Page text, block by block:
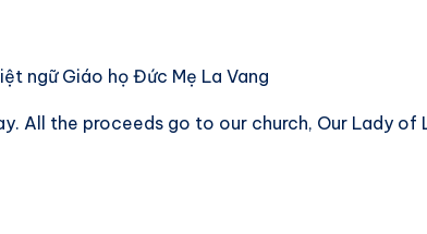
ngữ Giáo họ Đức Mẹ La Vang
All the proceeds go to our church, Our Lady of